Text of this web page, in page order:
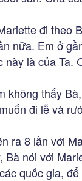
đi theo
nữa. Em ở
này là của Ta.
không thấy
đi lễ và
ra 8 lần với
Bà nói với
quốc gia,